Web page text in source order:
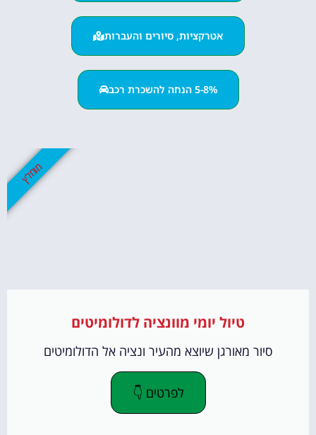
אטרקציות, סיורים והעברות
5-8% הנחה להשכרת רכב
טיול יומי מוונציה לדולומיטים
סיור מאורגן שיוצא מהעיר ונציה אל הדולומיטים
לפרטים 👇
מומלץ